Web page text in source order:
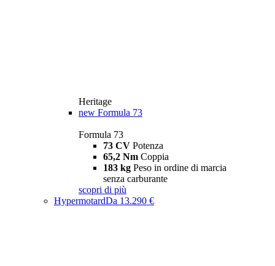
Heritage
new Formula 73
Formula 73
73 CV Potenza
65,2 Nm Coppia
183 kg Peso in ordine di marcia
senza carburante
scopri di più
HypermotardDa 13.290 €